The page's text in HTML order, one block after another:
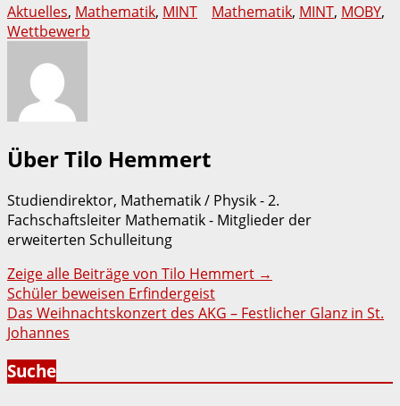
Aktuelles, Mathematik, MINT Mathematik, MINT, MOBY,
Wettbewerb
Über Tilo Hemmert
Studiendirektor, Mathematik / Physik - 2.
Fachschaftsleiter Mathematik - Mitglieder der
erweiterten Schulleitung
Zeige alle Beiträge von Tilo Hemmert →
Beitragsnavigation
Schüler beweisen Erfindergeist
Das Weihnachtskonzert des AKG – Festlicher Glanz in St.
Johannes
Suche